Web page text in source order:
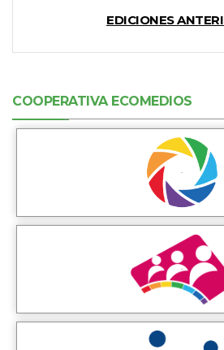
EDICIONES
COOPERATIVA ECOMEDIOS